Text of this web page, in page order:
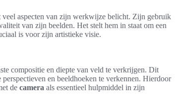
veel aspecten van zijn werkwijze belicht. Zijn gebruik
van zijn beelden. Het stelt hem in staat om een
is voor zijn artistieke visie.
compositie en diepte van veld te verkrijgen. Dit
en beeldhoeken te verkennen. Hierdoor
de camera als essentieel hulpmiddel in zijn